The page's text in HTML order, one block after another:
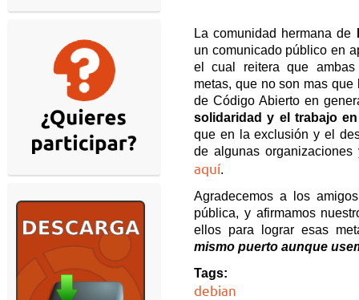
La comunidad hermana de
un comunicado público en
el cual reitera que
metas, que no son mas
de Código Abierto en
solidaridad y el trabajo
que en la exclusión y el
de algunas
aquí.
Agradecemos a los
pública, y afirmamos
ellos para lograr esas
mismo puerto aunque
Tags:
debian